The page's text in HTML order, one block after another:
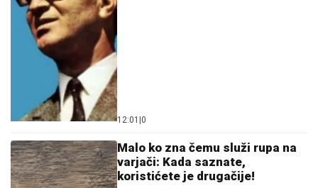
12:01 0
Malo ko zna čemu služi rupa na
varjači: Kada saznate,
koristićete je drugačije!